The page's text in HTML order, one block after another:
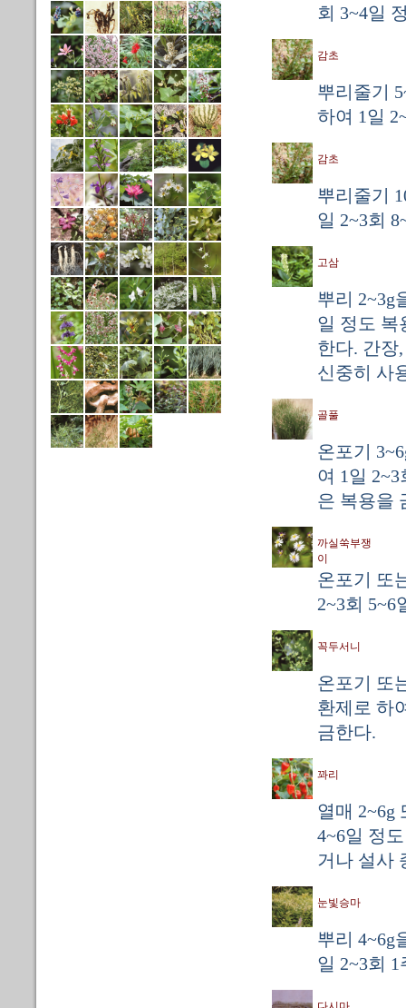
회 3~4일
감초
뿌리줄기
하여 1일
감초
뿌리줄기
일 2~3회
고삼
뿌리 2~3g
일 정도 복
한다. 간장
신중히 사
골풀
온포기
여 1일
은 복용을
까실쑥부쟁
이
온포기 또
2~3회 5~6
꼭두서니
온포기 또
환제로 하
금한다.
꽈리
열매 2~6g
4~6일 정
거나 설사
눈빛승마
뿌리 4~6g
일 2~3회